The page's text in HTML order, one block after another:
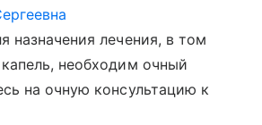
назначения лечения, в том
необходим очный
на очную консультацию к